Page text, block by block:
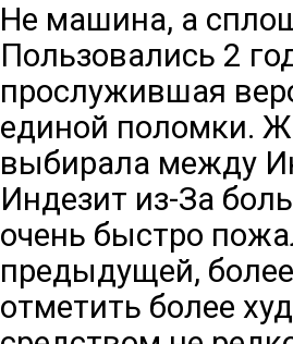
Не машина, а
Пользовались 2
прослужившая
единой поломки.
выбирала между
Индезит из-За
очень быстро
предыдущей,
отметить более